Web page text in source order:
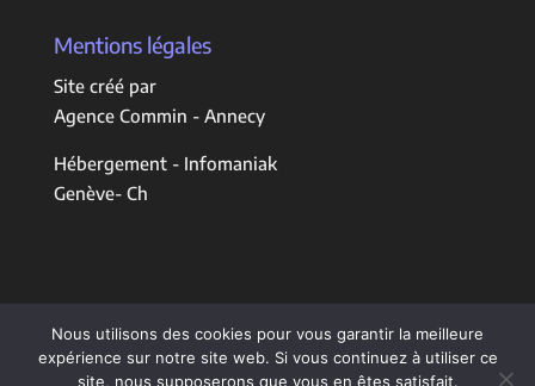
Mentions légales
Site créé par
Agence Commin - Annecy
Hébergement - Infomaniak
Genève- Ch
Nous utilisons des cookies pour vous garantir la meilleure
expérience sur notre site web. Si vous continuez à utiliser ce
site, nous supposerons que vous en êtes satisfait.